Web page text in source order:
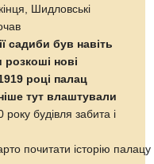
Шидловські
садиби був навіть
нові
році палац
тут влаштували
року будівля забита і
почитати історію